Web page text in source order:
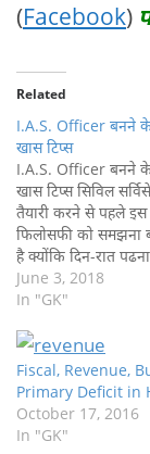
(Facebook)
Related
I.A.S. Officer बनने
खास टिप्स
I.A.S. Officer बनने
खास टिप्स सिविल
तैयारी करने से पहले इस
फिलोसफी को समझना
है क्योंकि दिन-रात
कोचिंग जाना या सैकड़ों
पढना इस एग्जाम में
भाषण ना सुनें – तैयारी…
June 3, 2018
In "GK"
Fiscal, Revenue,
Primary Deficit in
October 17, 2016
In "GK"